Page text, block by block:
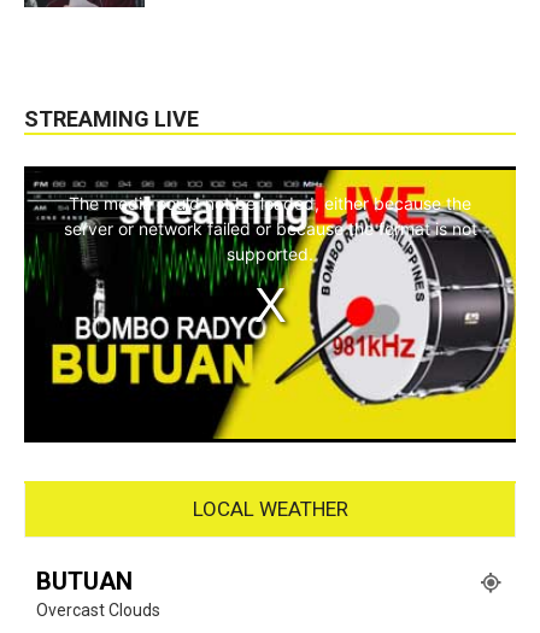
STREAMING LIVE
The media could not be loaded, either because the
server or network failed or because the format is not
supported.
LOCAL WEATHER
BUTUAN
Overcast Clouds